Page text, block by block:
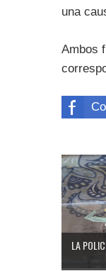
una
Ambos
LA